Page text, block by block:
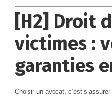
[H2] Droit
victimes :
garanties
Choisir un avocat, c’est